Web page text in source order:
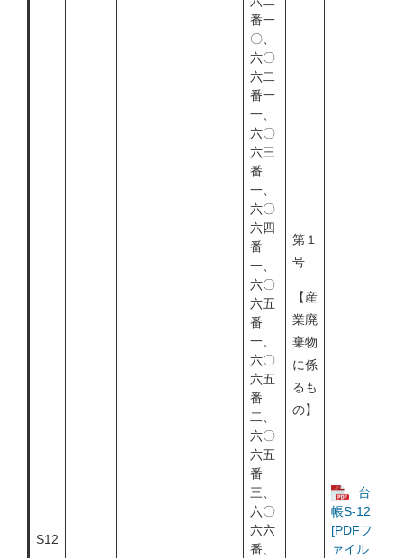
第１
号
【産
業廃
棄物
に係
るも
の】
S12
番一
〇、
六〇
六二
番一
一、
六〇
六三
番
一、
六〇
六四
番
一、
六〇
六五
番
一、
六〇
六五
番
二、
六〇
六五
番
三、
六〇
六六
番、
台
帳S-12
[PDFフ
ァイル